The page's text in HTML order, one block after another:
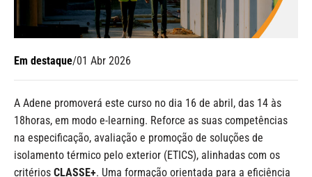
Em destaque/01 Abr 2026
A Adene promoverá este curso no dia 16 de abril, das 14 às
18horas, em modo e-learning. Reforce as suas competências
na especificação, avaliação e promoção de soluções de
isolamento térmico pelo exterior (ETICS), alinhadas com os
critérios CLASSE+. Uma formação orientada para a eficiência